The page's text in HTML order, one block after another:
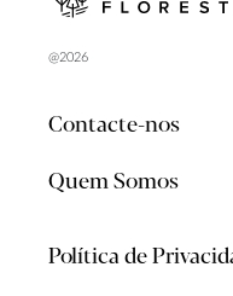
@2026
Contacte-nos
Quem Somos
Política de